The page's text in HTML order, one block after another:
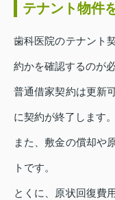
テナント物件
歯科医院のテナント
約かを確認するのが必
普通借家契約は更新
に契約が終了します。
また、敷金の償却や
トです。
とくに、原状回復費